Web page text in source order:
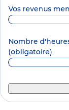
Vos revenus
Nombre
(obligatoire)